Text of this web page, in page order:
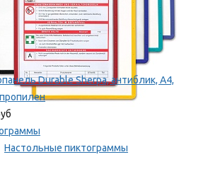
Durable Sherpa, антиблик, А4,
Настольные пиктограммы